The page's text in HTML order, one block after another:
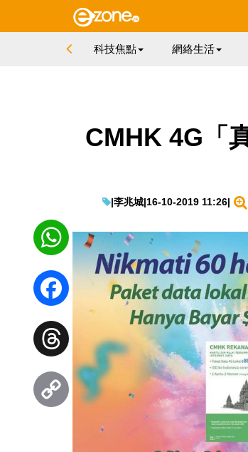
科技焦點 網絡生活
CMHK 4G「
|李兆城|16-10-2019 11:26|
WhatsApp
Facebook
Threads